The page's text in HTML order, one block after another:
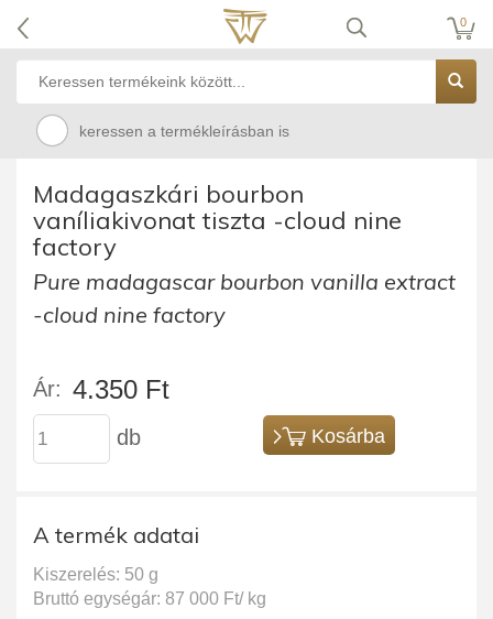
0
keressen a termékleírásban is
Madagaszkári bourbon
vaníliakivonat tiszta -cloud nine
factory
Pure madagascar bourbon vanilla extract
-cloud nine factory
Ár: 4.350 Ft
db Kosárba
A termék adatai
Kiszerelés: 50 g
Bruttó egységár: 87 000 Ft/ kg